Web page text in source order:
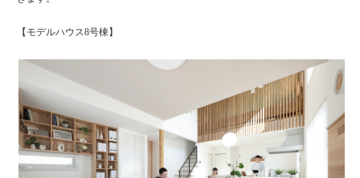
【モデルハウス8号棟】